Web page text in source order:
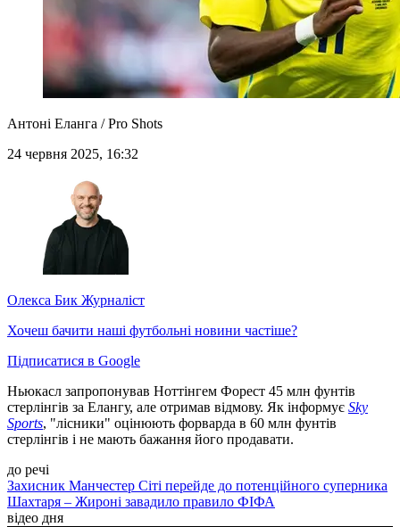
Антоні Еланга / Pro Shots
24 червня 2025, 16:32
Олекса Бик Журналіст
Хочеш бачити наші футбольні новини частіше?
Підписатися в Google
Ньюкасл запропонував Ноттінгем Форест 45 млн фунтів
стерлінгів за Елангу, але отримав відмову. Як інформує Sky
Sports, "лісники" оцінюють форварда в 60 млн фунтів
стерлінгів і не мають бажання його продавати.
до речі
Захисник Манчестер Сіті перейде до потенційного суперника
Шахтаря – Жироні завадило правило ФІФА
відео дня